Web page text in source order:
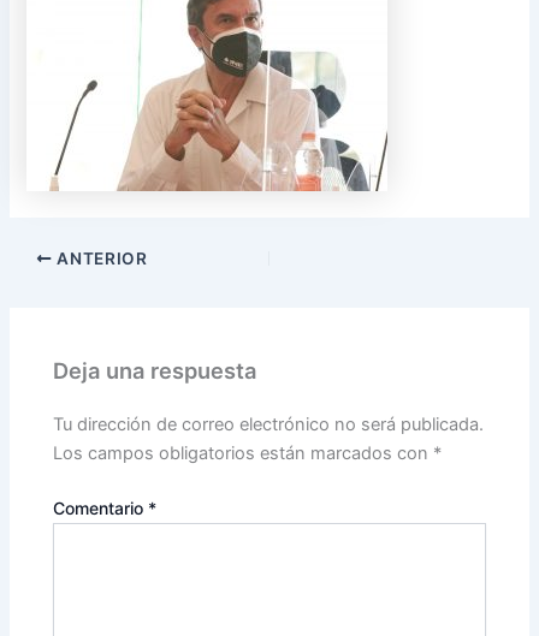
ANTERIOR
Deja una respuesta
Tu dirección de correo electrónico no será publicada.
Los campos obligatorios están marcados con *
Comentario *